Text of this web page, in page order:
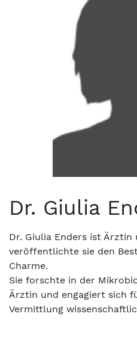
Dr. Giulia
Dr. Giulia Enders ist Ärztin
veröffentlichte sie den
Charme.
Sie forschte in der
Ärztin und engagiert sich
Vermittlung